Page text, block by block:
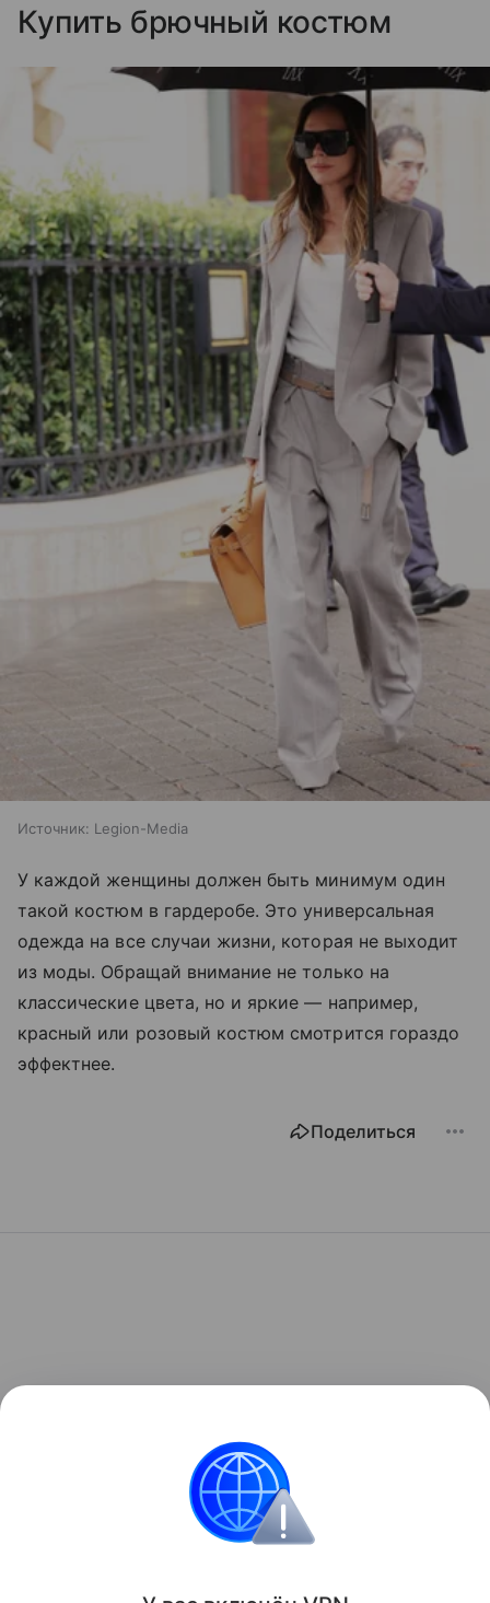
Купить брючный костюм
Источник: Legion-Media
У каждой женщины должен быть минимум один
такой костюм в гардеробе. Это универсальная
одежда на все случаи жизни, которая не выходит
из моды. Обращай внимание не только на
классические цвета, но и яркие — например,
красный или розовый костюм смотрится гораздо
эффектнее.
Поделиться